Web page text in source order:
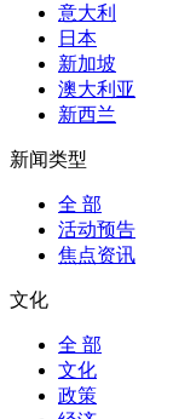
意大利
日本
新加坡
澳大利亚
新西兰
新闻类型
全 部
活动预告
焦点资讯
文化
全 部
文化
政策